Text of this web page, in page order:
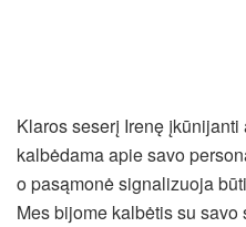
Klaros seserį Irenę
kalbėdama apie savo
o pasąmonė signalizuoja
Mes bijome kalbėtis su